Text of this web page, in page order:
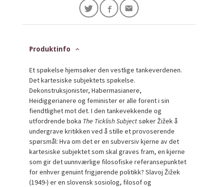
Produktinfo
Et spøkelse hjemsøker den vestlige tankeverdenen.
Det kartesiske subjektets spøkelse.
Dekonstruksjonister, Habermasianere,
Heidiggerianere og feminister er alle forent i sin
fiendtlighet mot det. I den tankevekkende og
utfordrende boka The Ticklish Subjectsøker Žižek å
undergrave kritikken ved å stille et provoserende
spørsmål: Hva om det er en subversiv kjerne av det
kartesiske subjektet som skal graves fram, en kjerne
som gir det uunnværlige filosofiske referansepunktet
for enhver genuint frigjørende politikk? Slavoj Žižek
(1949-) er en slovensk sosiolog, filosof og